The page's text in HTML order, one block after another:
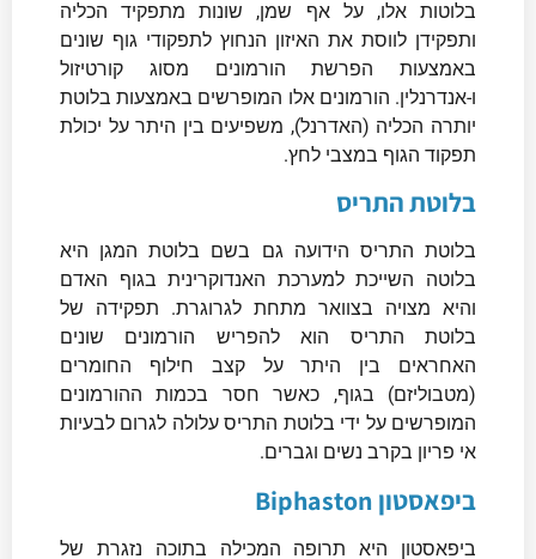
בלוטות אלו, על אף שמן, שונות מתפקיד הכליה
ותפקידן לווסת את האיזון הנחוץ לתפקודי גוף שונים
באמצעות הפרשת הורמונים מסוג קורטיזול
ו-אנדרנלין. הורמונים אלו המופרשים באמצעות בלוטת
יותרה הכליה (האדרנל), משפיעים בין היתר על יכולת
תפקוד הגוף במצבי לחץ.
בלוטת התריס
בלוטת התריס הידועה גם בשם בלוטת המגן היא
בלוטה השייכת למערכת האנדוקרינית בגוף האדם
והיא מצויה בצוואר מתחת לגרוגרת. תפקידה של
בלוטת התריס הוא להפריש הורמונים שונים
האחראים בין היתר על קצב חילוף החומרים
(מטבוליזם) בגוף, כאשר חסר בכמות ההורמונים
המופרשים על ידי בלוטת התריס עלולה לגרום לבעיות
אי פריון בקרב נשים וגברים.
ביפאסטון Biphaston
ביפאסטון היא תרופה המכילה בתוכה נזגרת של